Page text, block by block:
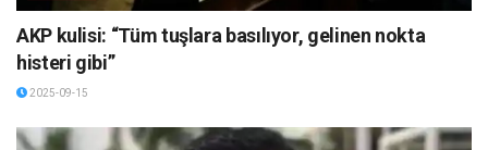
AKP kulisi: “Tüm tuşlara basılıyor, gelinen nokta
histeri gibi”
2025-09-15